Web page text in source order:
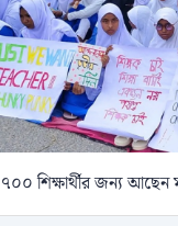
৭০০ শিক্ষার্থীর জন্য আছেন